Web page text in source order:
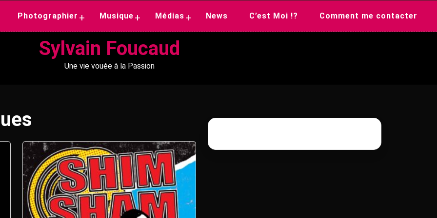
Photographier + Musique + Médias + News C’est Moi !? Comment me contacter
Sylvain Foucaud
Une vie vouée à la Passion